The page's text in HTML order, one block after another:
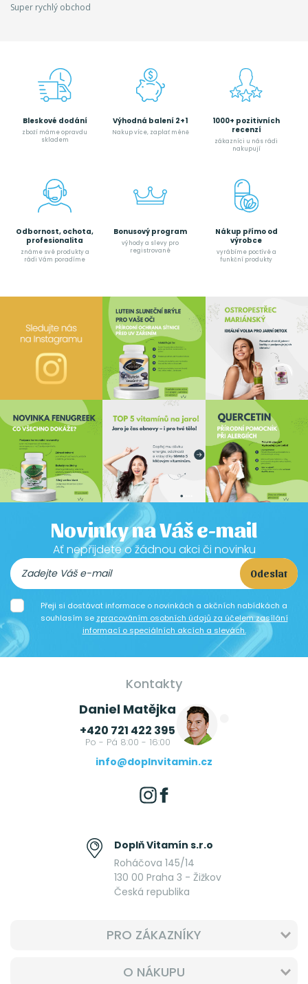
Super rychlý obchod
Bleskové dodání
zboží máme opravdu
skladem
Výhodná balení 2+1
Nakup více, zaplať méně
1000+ pozitivních
recenzí
zákazníci u nás rádi
nakupují
Odbornost, ochota,
profesionalita
známe své produkty a
rádi Vám poradíme
Bonusový program
výhody a slevy pro
registrované
Nákup přímo od
výrobce
vyrábíme poctívé a
funkční produkty
Novinky na Váš e-mail
Ať nepřijdete o žádnou akci či novinku
Odeslat
Přeji si dostávat informace o novinkách a akčních nabídkách a
souhlasím se zpracováním osobních údajů za účelem zasílání
informací o speciálních akcích a slevách.
Kontakty
Daniel Matějka
+420 721 422 395
Po - Pá 8:00 - 16:00
info@doplnvitamin.cz
Doplň Vitamín s.r.o
Roháčova 145/14
130 00 Praha 3 - Žižkov
Česká republika
PRO ZÁKAZNÍKY
O NÁKUPU